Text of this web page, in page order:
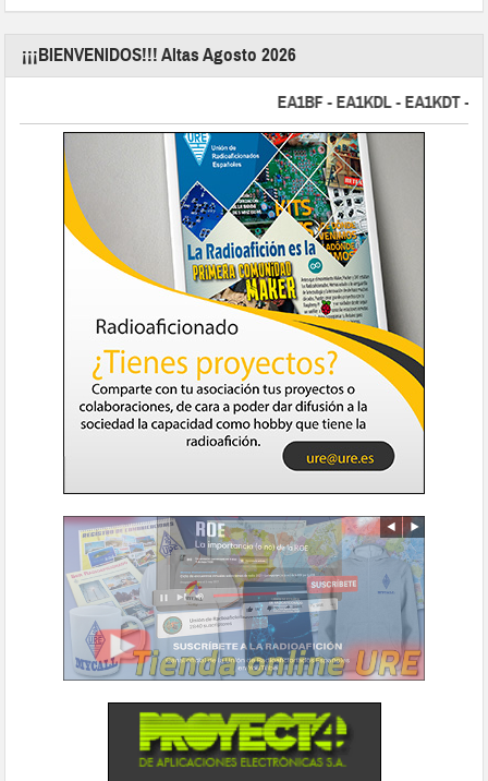
¡¡¡BIENVENIDOS!!! Altas Agosto 2026
EA1BF - EA1KDL - EA1KDT -